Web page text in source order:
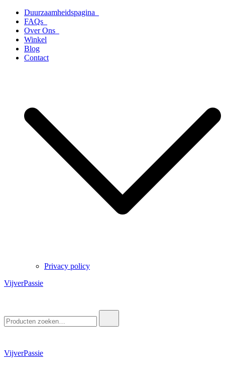
naar
inhoud
Duurzaamheidspagina
FAQs
Over Ons
Winkel
Blog
Contact
Privacy policy
VijverPassie
naar:
VijverPassie